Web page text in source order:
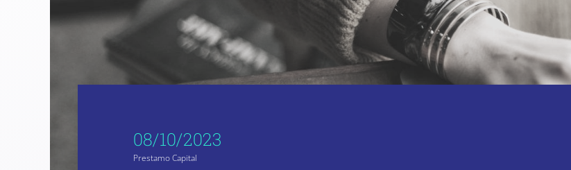
08/10/2023
Prestamo Capital